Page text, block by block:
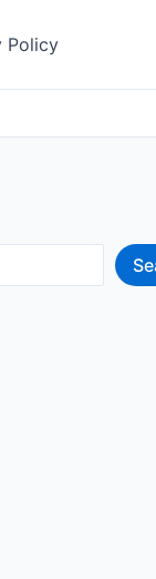
Policy